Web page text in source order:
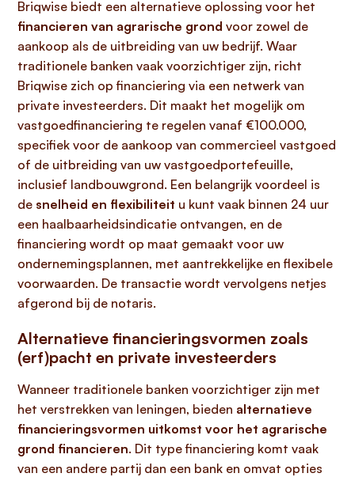
Briqwise biedt een alternatieve oplossing voor het
financieren van agrarische grond voor zowel de
aankoop als de uitbreiding van uw bedrijf. Waar
traditionele banken vaak voorzichtiger zijn, richt
Briqwise zich op financiering via een netwerk van
private investeerders. Dit maakt het mogelijk om
vastgoedfinanciering te regelen vanaf €100.000,
specifiek voor de aankoop van commercieel vastgoed
of de uitbreiding van uw vastgoedportefeuille,
inclusief landbouwgrond. Een belangrijk voordeel is
de snelheid en flexibiliteit u kunt vaak binnen 24 uur
een haalbaarheidsindicatie ontvangen, en de
financiering wordt op maat gemaakt voor uw
ondernemingsplannen, met aantrekkelijke en flexibele
voorwaarden. De transactie wordt vervolgens netjes
afgerond bij de notaris.
Alternatieve financieringsvormen zoals
(erf)pacht en private investeerders
Wanneer traditionele banken voorzichtiger zijn met
het verstrekken van leningen, bieden alternatieve
financieringsvormen uitkomst voor het agrarische
grond financieren. Dit type financiering komt vaak
van een andere partij dan een bank en omvat opties